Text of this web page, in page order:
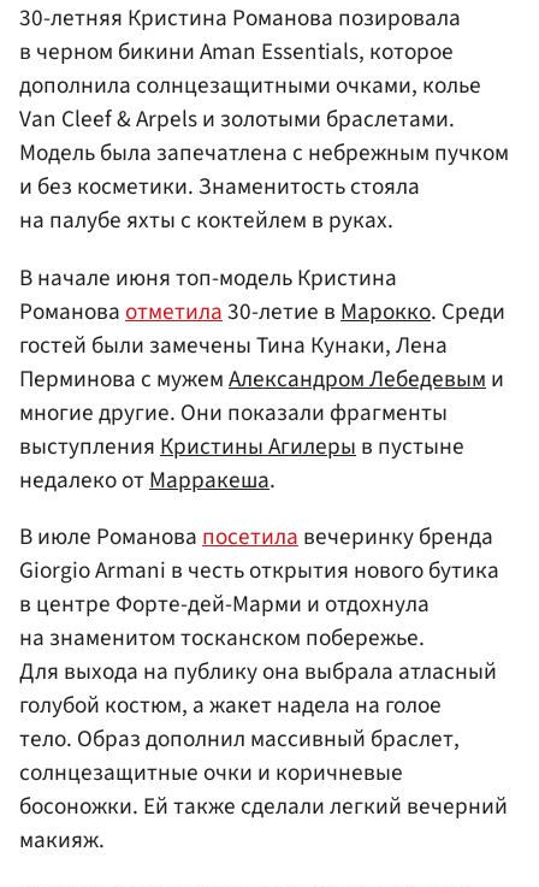
30-летняя Кристина Романова позировала
в черном бикини Aman Essentials, которое
дополнила солнцезащитными очками, колье
Van Cleef & Arpels и золотыми браслетами.
Модель была запечатлена с небрежным пучком
и без косметики. Знаменитость стояла
на палубе яхты с коктейлем в руках.
В начале июня топ-модель Кристина
Романова отметила30-летие в Марокко. Среди
гостей были замечены Тина Кунаки, Лена
Перминова с мужемАлександром Лебедевым и
многие другие. Они показали фрагменты
выступления Кристины Агилеры в пустыне
недалеко отМарракеша.
В июле Романовапосетилавечеринку бренда
Giorgio Armani в честь открытия нового бутика
в центре Форте-дей-Марми и отдохнула
на знаменитом тосканском побережье.
Для выхода на публику она выбрала атласный
голубой костюм, а жакет надела на голое
тело. Образ дополнил массивный браслет,
солнцезащитные очки и коричневые
босоножки. Ей также сделали легкий вечерний
макияж.